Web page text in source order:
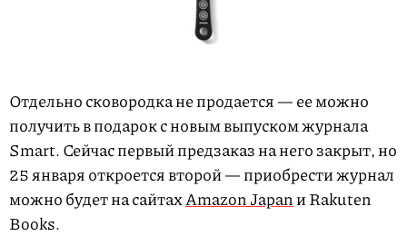
Отдельно сковородка не продается — ее можно
получить в подарок с новым выпуском журнала
Smart. Сейчас первый предзаказ на него закрыт, но
25 января откроется второй — приобрести журнал
можно будет на сайтахAmazon Japanи Rakuten
Books.